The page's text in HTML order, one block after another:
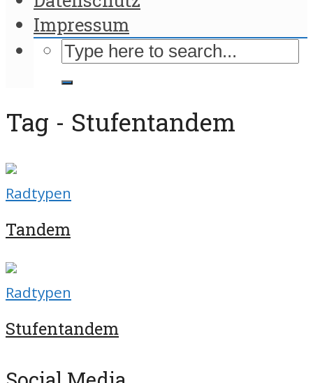
Impressum
Tag - Stufentandem
Radtypen
Tandem
Radtypen
Stufentandem